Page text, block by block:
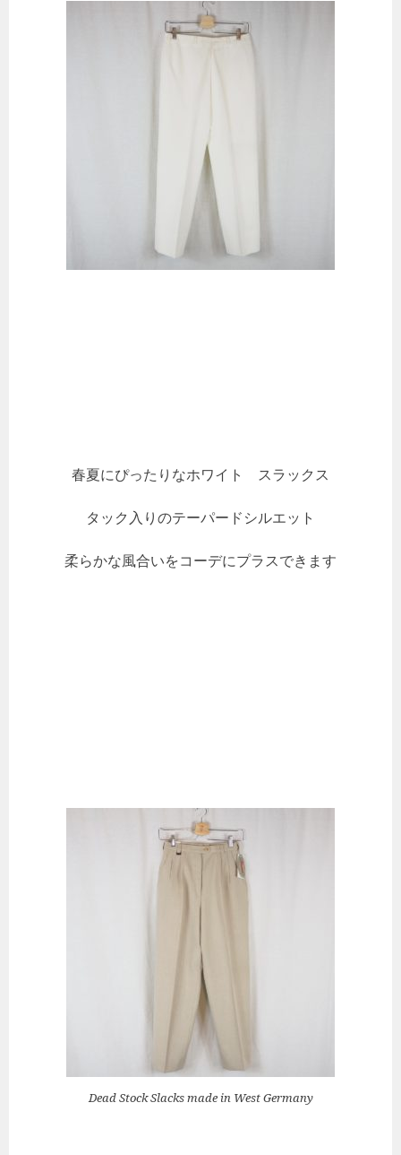
春夏にぴったりなホワイト スラックス
タック入りのテーパードシルエット
柔らかな風合いをコーデにプラスできます
Dead Stock Slacks made in West Germany